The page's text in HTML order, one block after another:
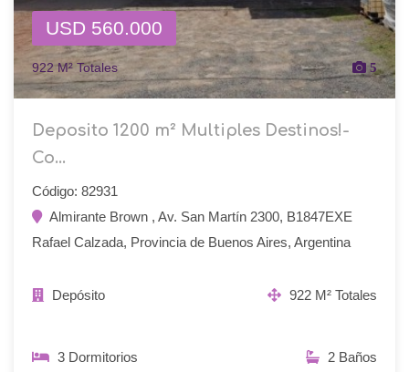
USD 560.000
922 M² Totales 5
Deposito 1200 m² Multiples Destinos!-
Co...
Código: 82931
Almirante Brown , Av. San Martín 2300, B1847EXE
Rafael Calzada, Provincia de Buenos Aires, Argentina
Depósito 922 M² Totales
3 Dormitorios 2 Baños